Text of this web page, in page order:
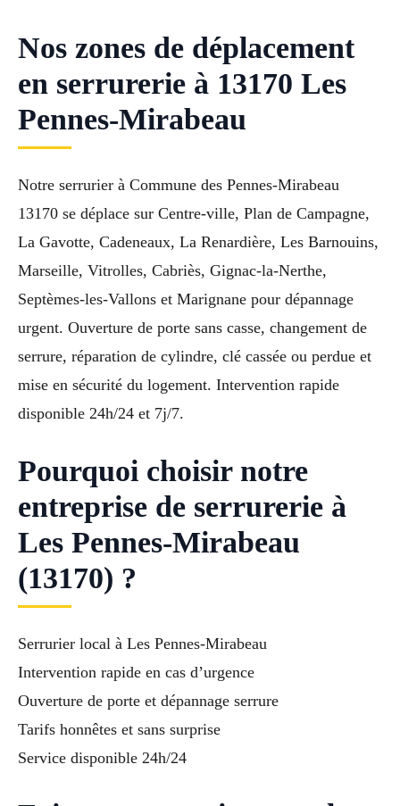
Nos zones de déplacement
en serrurerie à 13170 Les
Pennes-Mirabeau
Notre serrurier à Commune des Pennes-Mirabeau
13170 se déplace sur Centre-ville, Plan de Campagne,
La Gavotte, Cadeneaux, La Renardière, Les Barnouins,
Marseille, Vitrolles, Cabriès, Gignac-la-Nerthe,
Septèmes-les-Vallons et Marignane pour dépannage
urgent. Ouverture de porte sans casse, changement de
serrure, réparation de cylindre, clé cassée ou perdue et
mise en sécurité du logement. Intervention rapide
disponible 24h/24 et 7j/7.
Pourquoi choisir notre
entreprise de serrurerie à
Les Pennes-Mirabeau
(13170) ?
Serrurier local à Les Pennes-Mirabeau
Intervention rapide en cas d’urgence
Ouverture de porte et dépannage serrure
Tarifs honnêtes et sans surprise
Service disponible 24h/24